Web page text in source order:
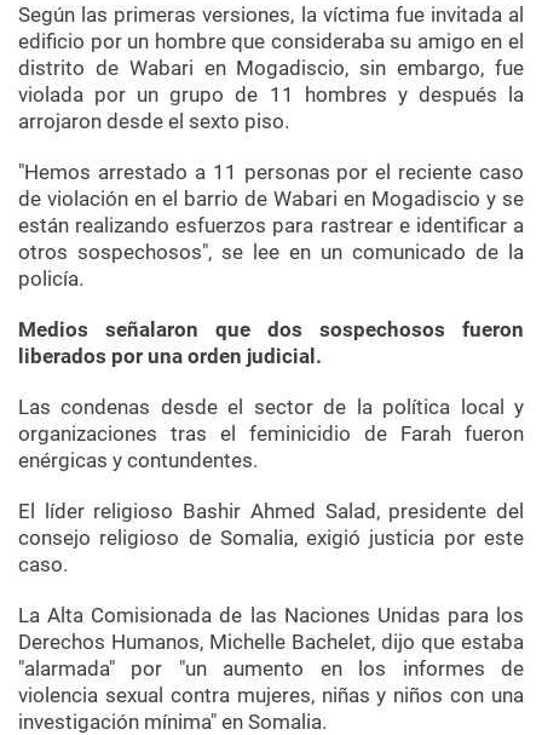
Según las primeras versiones, la víctima fue invitada al
edificio por un hombre que consideraba su amigo en el
distrito de Wabari en Mogadiscio, sin embargo, fue
violada por un grupo de 11 hombres y después la
arrojaron desde el sexto piso.
"Hemos arrestado a 11 personas por el reciente caso
de violación en el barrio de Wabari en Mogadiscio y se
están realizando esfuerzos para rastrear e identificar a
otros sospechosos", se lee en un comunicado de la
policía.
Medios señalaron que dos sospechosos fueron
liberados por una orden judicial.
Las condenas desde el sector de la política local y
organizaciones tras el feminicidio de Farah fueron
enérgicas y contundentes.
El líder religioso Bashir Ahmed Salad, presidente del
consejo religioso de Somalia, exigió justicia por este
caso.
La Alta Comisionada de las Naciones Unidas para los
Derechos Humanos, Michelle Bachelet, dijo que estaba
"alarmada" por "un aumento en los informes de
violencia sexual contra mujeres, niñas y niños con una
investigación mínima" en Somalia.